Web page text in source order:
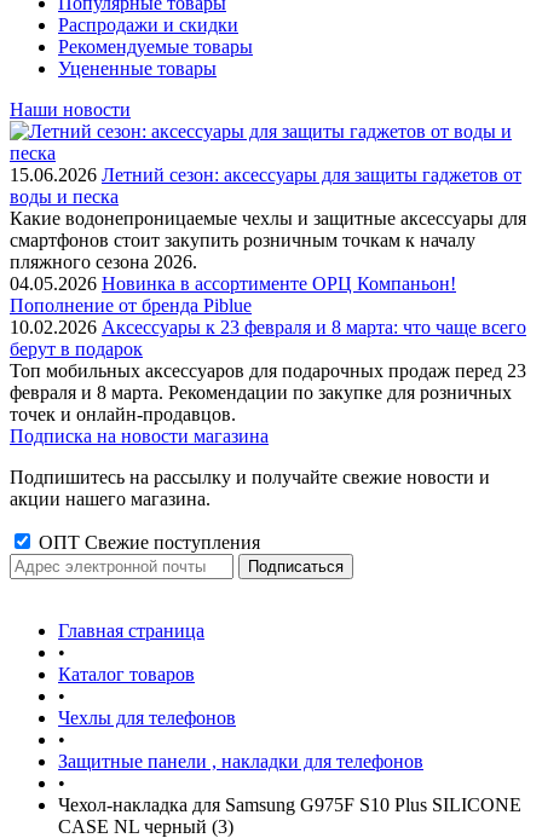
Распродажи и скидки
Рекомендуемые товары
Уцененные товары
Наши новости
15.06.2026 Летний сезон: аксессуары для защиты гаджетов от
воды и песка
Какие водонепроницаемые чехлы и защитные аксессуары для
смартфонов стоит закупить розничным точкам к началу
пляжного сезона 2026.
04.05.2026 Новинка в ассортименте OРЦ Компаньон!
Пополнение от бренда Piblue
10.02.2026 Аксессуары к 23 февраля и 8 марта: что чаще всего
берут в подарок
Топ мобильных аксессуаров для подарочных продаж перед 23
февраля и 8 марта. Рекомендации по закупке для розничных
точек и онлайн-продавцов.
Подписка на новости магазина
Подпишитесь на рассылку и получайте свежие новости и
акции нашего магазина.
ОПТ Свежие поступления
Главная страница
•
Каталог товаров
•
Чехлы для телефонов
•
Защитные панели , накладки для телефонов
•
Чехол-накладка для Samsung G975F S10 Plus SILICONE
CASE NL черный (3)